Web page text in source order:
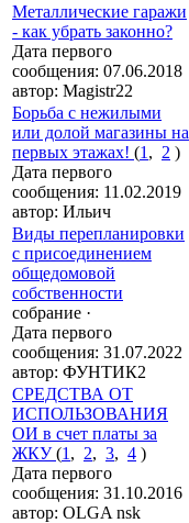
Металлические гаражи
- как убрать законно?
Дата первого
сообщения: 07.06.2018
автор: Magistr22
Борьба с нежилыми
или долой магазины на
первых этажах! (1 , 2 )
Дата первого
сообщения: 11.02.2019
автор: Ильич
Виды перепланировки
с присоединением
общедомовой
собственности
собрание ·
Дата первого
сообщения: 31.07.2022
автор: ФУНТИК2
СРЕДСТВА ОТ
ИСПОЛЬЗОВАНИЯ
ОИ в счет платы за
ЖКУ(1 , 2, 3, 4 )
Дата первого
сообщения: 31.10.2016
автор: OLGA nsk